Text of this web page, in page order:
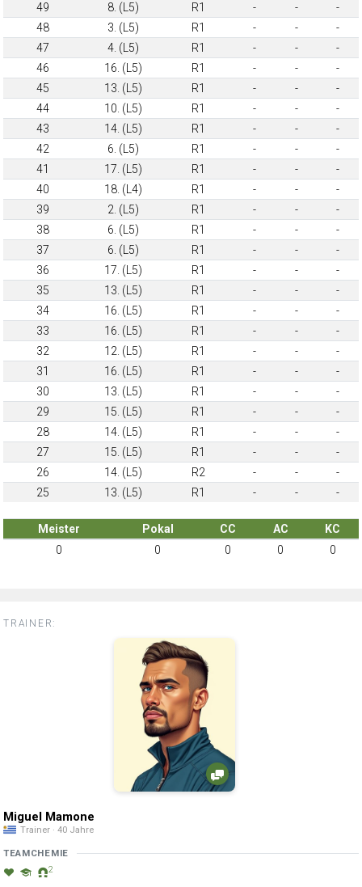
49
8. (L5) R1 - -
-
48
3. (L5) R1 - -
-
47
4. (L5) R1 - -
-
46
16. (L5) R1 - -
-
45
13. (L5) R1 - -
-
44
10. (L5) R1 - -
-
43
14. (L5) R1 - -
-
42
6. (L5) R1 - -
-
41
17. (L5) R1 - -
-
40
18. (L4) R1 - -
-
39
2. (L5) R1 - -
-
38
6. (L5) R1 - -
-
37
6. (L5) R1 - -
-
36
17. (L5) R1 - -
-
35
13. (L5) R1 - -
-
34
16. (L5) R1 - -
-
33
16. (L5) R1 - -
-
32
12. (L5) R1 - -
-
31
16. (L5) R1 - -
-
30
13. (L5) R1 - -
-
29
15. (L5) R1 - -
-
28
14. (L5) R1 - -
-
27
15. (L5) R1 - -
-
26
14. (L5) R2 - -
-
25
13. (L5) R1 - - -
Meister Pokal CC AC
KC
0
0 0 0 0
TRAINER:
Miguel Mamone
Trainer · 40 Jahre
TEAMCHEMIE
2